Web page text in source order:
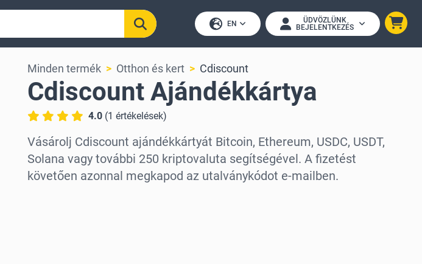
EN
ÜDVÖZLÜNK
BEJELENTKEZÉS
Minden termék Otthon és kert Cdiscount
Cdiscount Ajándékkártya
4.0 (1 értékelések)
Vásárolj Cdiscount ajándékkártyát Bitcoin, Ethereum, USDC, USDT,
Solana vagy további 250 kriptovaluta segítségével. A fizetést
követően azonnal megkapod az utalványkódot e-mailben.